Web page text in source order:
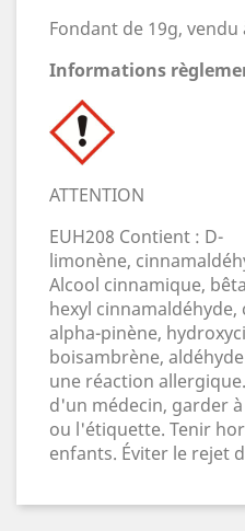
Fondant de 19g, vendu
Informations
ATTENTION
EUH208 Contient : D-
limonène,
Alcool cinnamique,
hexyl
alpha-pinène,
boisambrène,
une réaction
d'un médecin, garder
ou l'étiquette. Tenir
enfants. Éviter le rejet